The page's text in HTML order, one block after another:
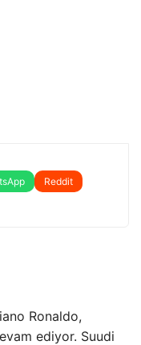
Reddit
Ronaldo,
ediyor. Suudi